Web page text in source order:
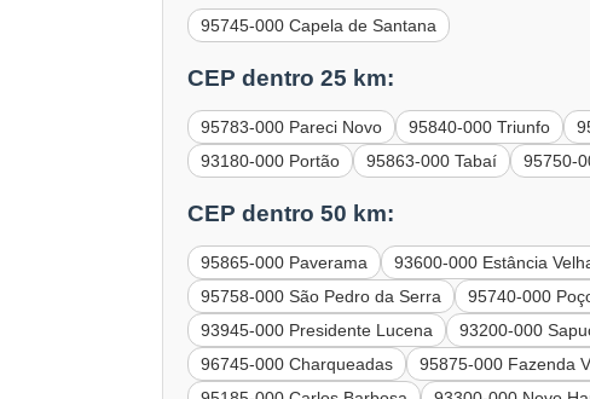
95745-000 Capela de Santana
CEP dentro 25 km:
95783-000 Pareci Novo 95840-000 Triunfo
93180-000 Portão
95863-000 Tabaí 95750-
CEP dentro 50 km:
95865-000 Paverama 93600-000 Estância
95758-000 São Pedro da Serra
95740-000
93945-000 Presidente Lucena
93200-000
96745-000 Charqueadas
95875-000 Fazenda